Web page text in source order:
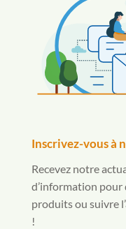
Inscrivez-vous à
Recevez notre
d’information pour
produits ou suivre
!